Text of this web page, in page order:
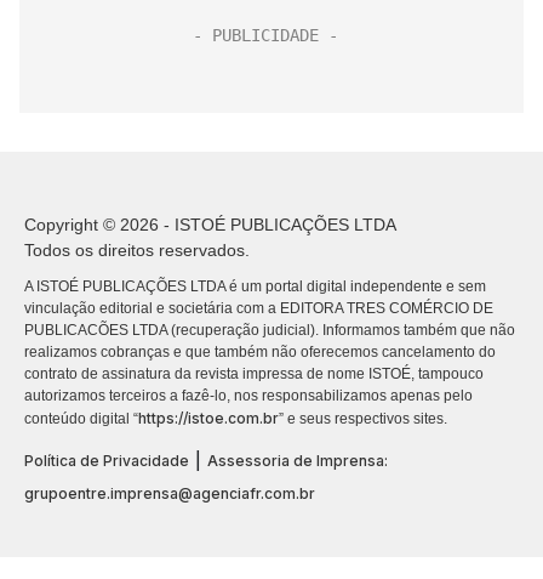
Copyright © 2026 - ISTOÉ PUBLICAÇÕES LTDA
Todos os direitos reservados.
A ISTOÉ PUBLICAÇÕES LTDA é um portal digital independente e sem
vinculação editorial e societária com a EDITORA TRES COMÉRCIO DE
PUBLICACÕES LTDA (recuperação judicial). Informamos também que não
realizamos cobranças e que também não oferecemos cancelamento do
contrato de assinatura da revista impressa de nome ISTOÉ, tampouco
autorizamos terceiros a fazê-lo, nos responsabilizamos apenas pelo
conteúdo digital “https://istoe.com.br” e seus respectivos sites.
Política de Privacidade
Assessoria de Imprensa:
grupoentre.imprensa@agenciafr.com.br